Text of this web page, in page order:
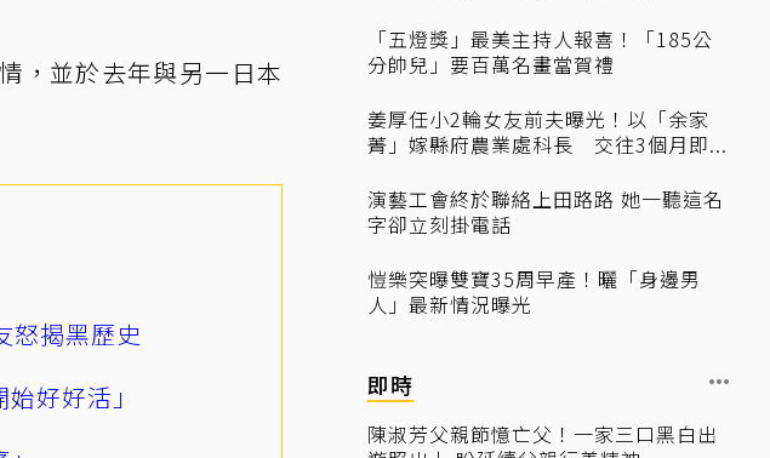
，並於去年與另一日本
怒揭黑歷史
好好活」
「五燈獎」最美主持人報喜！「185公
分帥兒」要百萬名畫當賀禮
姜厚任小2輪女友前夫曝光！以「余家
菁」嫁縣府農業處科長 交往3個月即...
演藝工會終於聯絡上田路路 她一聽這名
字卻立刻掛電話
愷樂突曝雙寶35周早產！曬「身邊男
人」最新情況曝光
即時
陳淑芳父親節憶亡父！一家三口黑白出